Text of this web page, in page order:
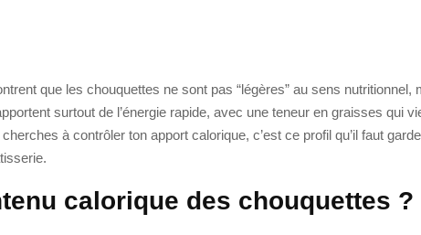
que les chouquettes ne sont pas “légères” au sens nutritionnel,
surtout de l’énergie rapide, avec une teneur en graisses qui
à contrôler ton apport calorique, c’est ce profil qu’il faut
calorique des chouquettes ?